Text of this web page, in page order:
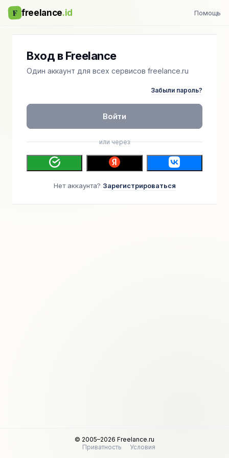
F freelance.id Помощь
Вход в Freelance
Один аккаунт для всех сервисов freelance.ru
Забыли пароль?
Войти
или через
Нет аккаунта? Зарегистрироваться
© 2005–2026 Freelance.ru
Приватность
Условия